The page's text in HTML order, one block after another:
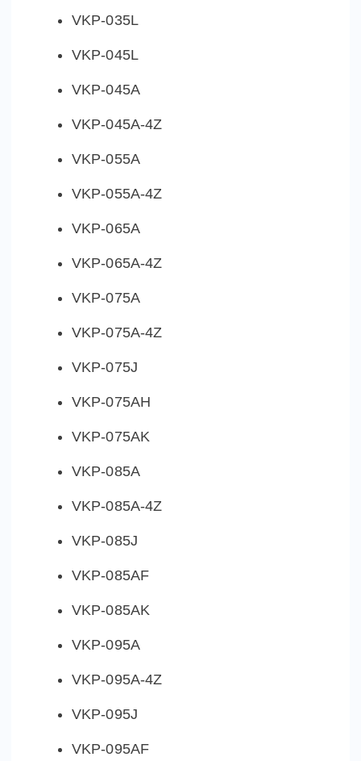
VKP-035L
VKP-045L
VKP-045A
VKP-045A-4Z
VKP-055A
VKP-055A-4Z
VKP-065A
VKP-065A-4Z
VKP-075A
VKP-075A-4Z
VKP-075J
VKP-075AH
VKP-075AK
VKP-085A
VKP-085A-4Z
VKP-085J
VKP-085AF
VKP-085AK
VKP-095A
VKP-095A-4Z
VKP-095J
VKP-095AF